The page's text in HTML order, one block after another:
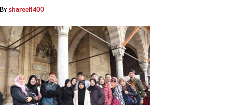
Byshareef1400